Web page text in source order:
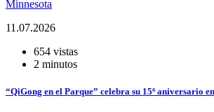
Minnesota
11.07.2026
654 vistas
2 minutos
“QiGong en el Parque” celebra su 15º aniversario